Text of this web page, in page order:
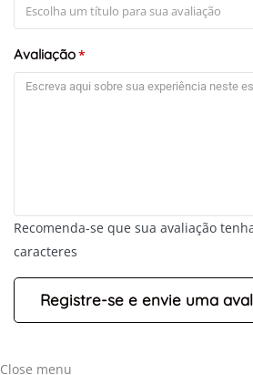
Avaliação*
Recomenda-se que sua avaliação
caracteres
Close menu